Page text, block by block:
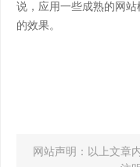
说，应用一些成熟的网
的效果。
网站声明：以上文章